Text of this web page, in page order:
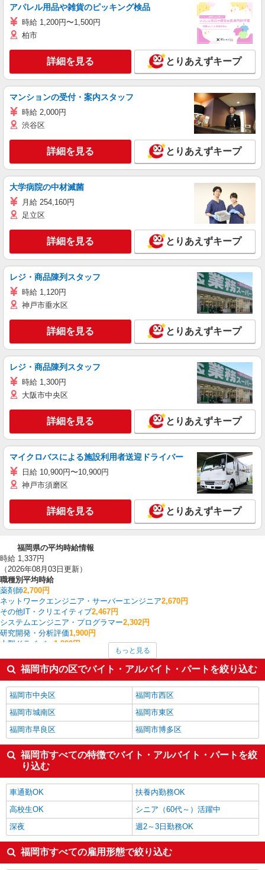
アパレル用品や雑貨のピッキング検品
時給 1,200円〜1,500円
柏市
詳細を見る とりあえずキープ
マンションの受付・案内スタッフ
時給 2,000円
渋谷区
詳細を見る とりあえずキープ
大学病院の中材滅菌
月給 254,160円
足立区
詳細を見る とりあえずキープ
レジ・商品陳列スタッフ
時給 1,120円
神戸市垂水区
詳細を見る とりあえずキープ
レジ・商品陳列スタッフ
時給 1,300円
大阪市中央区
詳細を見る とりあえずキープ
マイクロバスによる施設利用者送迎ドライバー
日給 10,900円〜10,900円
神戸市須磨区
詳細を見る とりあえずキープ
福岡県の平均時給情報
時給 1,337円
（2026年08月03日更新）
職種別平均時給
薬剤師2,700円
ネットワークエンジニア・サーバーエンジニア2,670円
その他IT・クリエイティブ2,467円
システムエンジニア・プログラマー2,302円
研究開発・分析評価1,900円
大型ドライバー 1,800円
生産管理・品質管理1,550円
広報・宣伝1,500円
商品管理・バイヤー1,450円
福岡県の他の職種の平均時給を見る
もっと見る
福岡市内の区でバイト・アルバイト・パートを絞り込む
福岡市中央区
福岡市西区
福岡市城南区
福岡市東区
福岡市早良区
福岡市博多区
福岡市すべての特徴でバイト・アルバイト・パートを絞
り込む
車通勤OK
扶養内勤務OK
高校生OK
シニア（60代～）活躍中
深夜
週2～3日勤務OK
福岡市すべての雇用形態で絞り込む